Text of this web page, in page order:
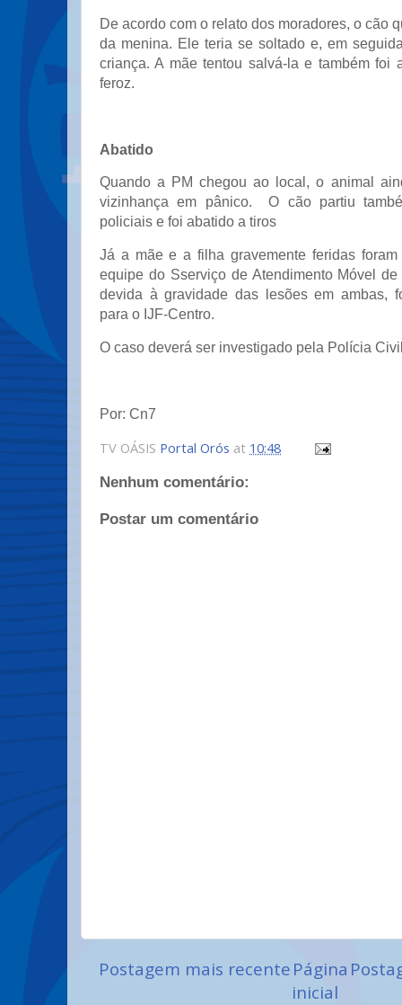
De acordo com o relato dos moradores, o cão
da menina. Ele teria se soltado e, em
criança. A mãe tentou salvá-la e também foi
feroz.
Abatido
Quando a PM chegou ao local, o animal
vizinhança em pânico. O cão partiu
policiais e foi abatido a tiros
Já a mãe e a filha gravemente feridas foram
equipe do Sserviço de Atendimento Móvel
devida à gravidade das lesões em ambas,
para o IJF-Centro.
O caso deverá ser investigado pela Polícia
Por: Cn7
TV OÁSIS Portal Orós at 10:48
Nenhum comentário:
Postar um comentário
Postagem mais recentePágina
inicial